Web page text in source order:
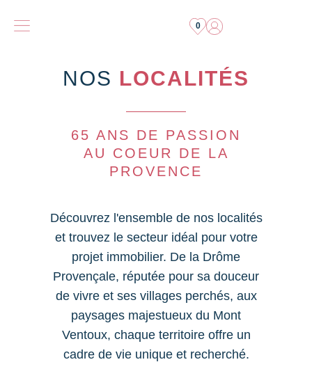
0
NOSLOCALITÉS
65 ANS DE PASSION
AU COEUR DE LA
PROVENCE
Découvrez l'ensemble de nos localités
et trouvez le secteur idéal pour votre
projet immobilier. De la Drôme
Provençale, réputée pour sa douceur
de vivre et ses villages perchés, aux
paysages majestueux du Mont Ventoux,
chaque territoire offre un cadre de vie
unique et recherché.